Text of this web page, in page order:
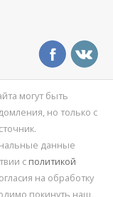
могут быть
но только с
данные
с политикой
на обработку
покинуть наш